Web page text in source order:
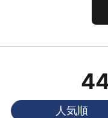
人気順